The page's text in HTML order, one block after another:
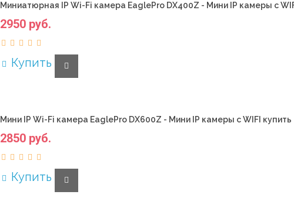
Миниатюрная IP Wi-Fi камера EaglePro DX400Z - Мини IP камеры с
2950 руб.
Купить
Мини IP Wi-Fi камера EaglePro DX600Z - Мини IP камеры с WIFI купить
2850 руб.
Купить